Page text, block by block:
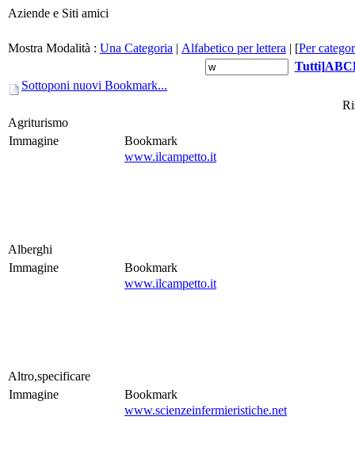
Aziende e Siti amici
Mostra Modalità : Una Categoria | Alfabetico per lettera | [Per
Tutti]ABC
Sottoponi nuovi Bookmark...
Agriturismo
Immagine
Bookmark
www.ilcampetto.it
Alberghi
Immagine
Bookmark
www.ilcampetto.it
Altro,specificare
Immagine
Bookmark
www.scienzeinfermieristiche.net